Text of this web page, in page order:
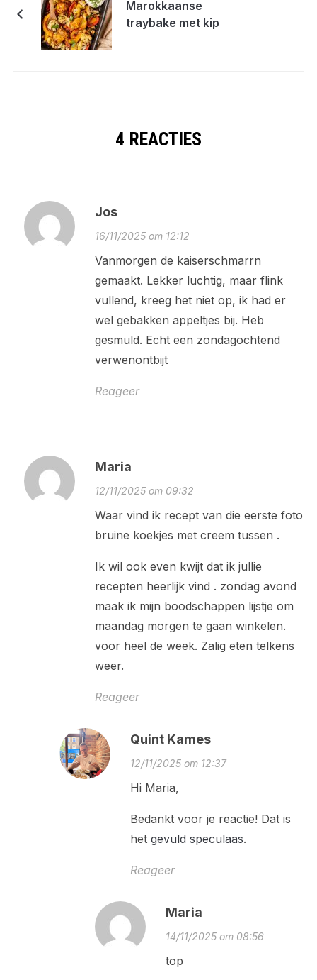
Marokkaanse
traybake met kip
4 REACTIES
Jos
16/11/2025 om 12:12
Vanmorgen de kaiserschmarrn
gemaakt. Lekker luchtig, maar flink
vullend, kreeg het niet op, ik had er
wel gebakken appeltjes bij. Heb
gesmuld. Echt een zondagochtend
verwenontbijt
Reageer
Maria
12/11/2025 om 09:32
Waar vind ik recept van die eerste foto
bruine koekjes met creem tussen .
Ik wil ook even kwijt dat ik jullie
recepten heerlijk vind . zondag avond
maak ik mijn boodschappen lijstje om
maandag morgen te gaan winkelen.
voor heel de week. Zalig eten telkens
weer.
Reageer
Quint Kames
12/11/2025 om 12:37
Hi Maria,
Bedankt voor je reactie! Dat is
het gevuld speculaas.
Reageer
Maria
14/11/2025 om 08:56
top